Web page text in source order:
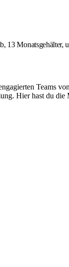
13 Monatsgehälter,
Teams
Hier hast du